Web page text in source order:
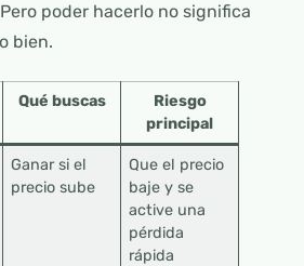
poder hacerlo no significa
bien.
Qué buscas
Riesgo
principal
Ganar si el
precio sube
Que el precio
baje y se
active una
pérdida
rápida